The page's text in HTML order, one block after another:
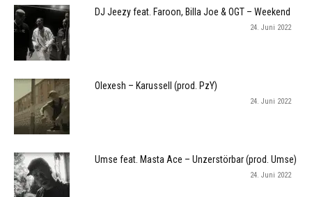
DJ Jeezy feat. Faroon, Billa Joe & OGT – Weekend
24. Juni 2022
Olexesh – Karussell (prod. PzY)
24. Juni 2022
Umse feat. Masta Ace – Unzerstörbar (prod. Umse)
24. Juni 2022